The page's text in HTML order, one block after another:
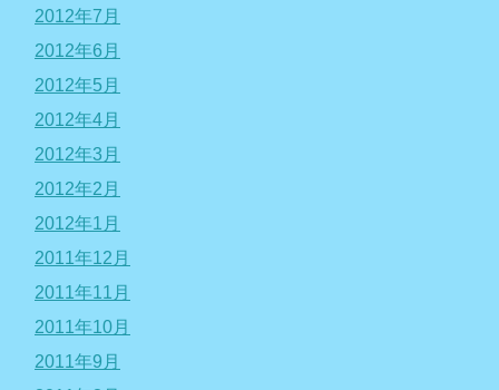
2012年7月
2012年6月
2012年5月
2012年4月
2012年3月
2012年2月
2012年1月
2011年12月
2011年11月
2011年10月
2011年9月